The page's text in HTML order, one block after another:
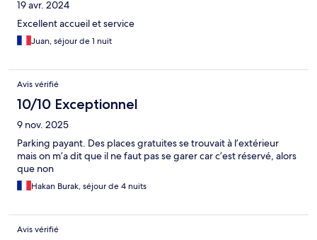
19 avr. 2024
Excellent accueil et service
Juan, séjour de 1 nuit
Avis vérifié
10/10 Exceptionnel
9 nov. 2025
Parking payant. Des places gratuites se trouvait à l’extérieur
mais on m’a dit que il ne faut pas se garer car c’est réservé, alors
que non
Hakan Burak, séjour de 4 nuits
Avis vérifié